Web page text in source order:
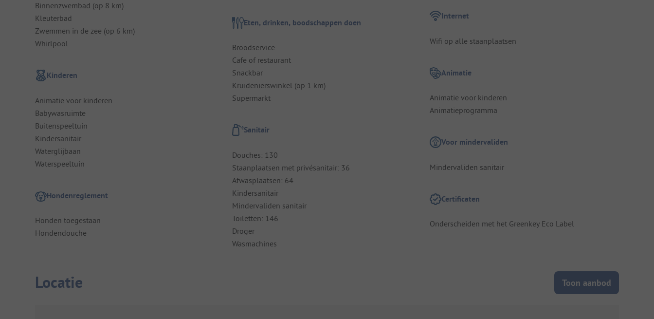
Binnenzwembad (op 8 km)
Kleuterbad
Zwemmen in de zee (op 6 km)
Whirlpool
Kinderen
Animatie voor kinderen
Babywasruimte
Buitenspeeltuin
Kindersanitair
Waterglijbaan
Waterspeeltuin
Hondenreglement
Honden toegestaan
Hondendouche
Eten, drinken, boodschappen doen
Broodservice
Cafe of restaurant
Snackbar
Kruidenierswinkel (op 1 km)
Supermarkt
Sanitair
Douches: 130
Staanplaatsen met privésanitair: 36
Afwasplaatsen: 64
Kindersanitair
Mindervaliden sanitair
Toiletten: 146
Droger
Wasmachines
Internet
Wifi op alle staanplaatsen
Animatie
Animatie voor kinderen
Animatieprogramma
Voor mindervaliden
Mindervaliden sanitair
Certificaten
Onderscheiden met het Greenkey Eco Label
Locatie Toon aanbod